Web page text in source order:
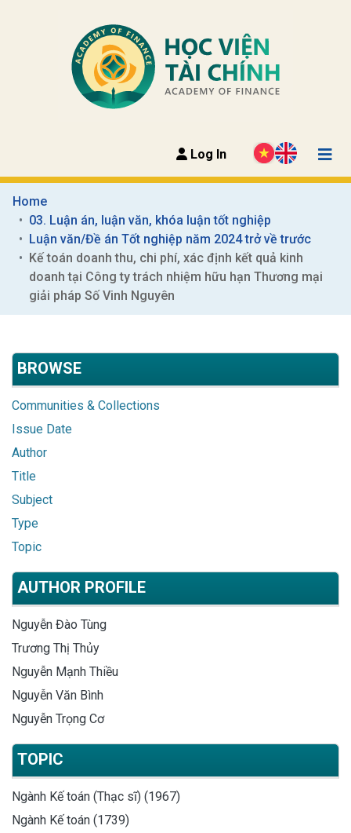
Log In
Home
03. Luận án, luận văn, khóa luận tốt nghiệp
Luận văn/Đề án Tốt nghiệp năm 2024 trở về trước
Kế toán doanh thu, chi phí, xác định kết quả kinh
doanh tại Công ty trách nhiệm hữu hạn Thương mại
giải pháp Số Vinh Nguyên
BROWSE
Communities & Collections
Issue Date
Author
Title
Subject
Type
Topic
AUTHOR PROFILE
Nguyễn Đào Tùng
Trương Thị Thủy
Nguyễn Mạnh Thiều
Nguyễn Văn Bình
Nguyễn Trọng Cơ
TOPIC
Ngành Kế toán (Thạc sĩ) (1967)
Ngành Kế toán (1739)